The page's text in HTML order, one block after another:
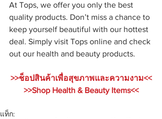
At Tops, we offer you only the best
quality products. Don’t miss a chance to
keep yourself beautiful with our hottest
deal. Simply visit Tops online and check
out our health and beauty products.
>>ช็อปสินค้าเพื่อสุขภาพและความงาม<<
>>Shop Health & Beauty Items<<
แท็ก: